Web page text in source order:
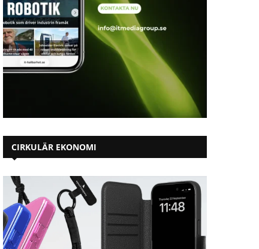
Svenska hem är guldgruvor – 5
miljoner mobiler...
2025-05-26
Inrego i
återtillverkning –
2025-05-21
CIRKULÄR EKONOMI